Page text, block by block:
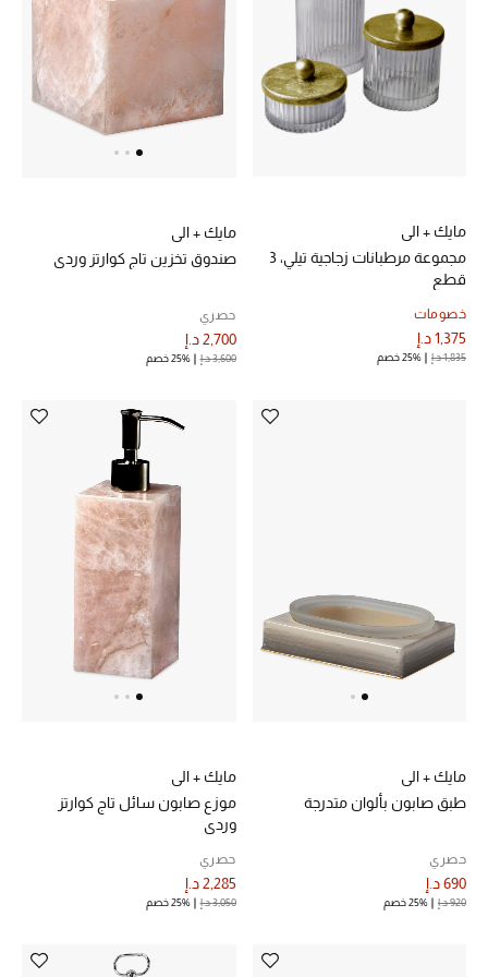
خصم حتى 70%
تسوقوا الآن
ما وصلنا حديثاً
الموسم الجديد
النساء
الأطفال
مستلزمات المنزل
جديد لدينا
مايك + الي
مجموعة مرطبانات زجاجية تيلي، 3
قطع
خصومات
1,375 د.إ
1,835 د.إ 25% خصم
مايك + الي
صندوق تخزين تاج كوارتز وردي
حصري
2,700 د.إ
3,600 د.إ 25% خصم
مايك + الي
طبق صابون بألوان متدرجة
حصري
690 د.إ
920 د.إ 25% خصم
مايك + الي
موزع صابون سائل تاج كوارتز
وردي
حصري
2,285 د.إ
3,050 د.إ 25% خصم